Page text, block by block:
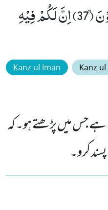
اَمْ لَكُمْ كِتٰبٌ فِیْهِ تَدْرُسُوْنَۙ (37) اِنَّ لَكُمْ فِیْهِ
Kanz ul Iman Kanz
جس میں پڑھتے ہو۔ کہ
کرو۔